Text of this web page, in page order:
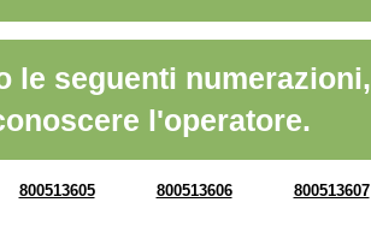
le seguenti numerazioni,
l'operatore.
800513605 800513606 800513607